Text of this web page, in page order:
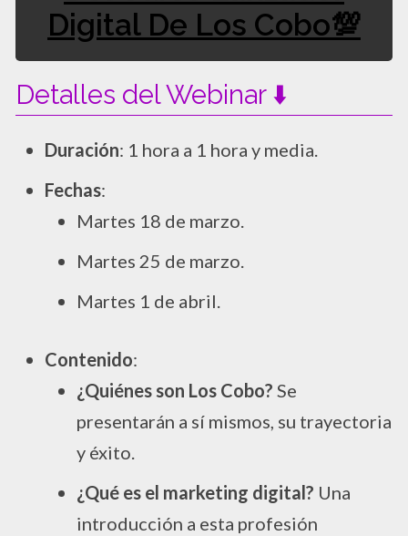
Digital De Los Cobo💯​
Detalles del Webinar ⬇️
Duración: 1 hora a 1 hora y media.
Fechas:
Martes 18 de marzo.
Martes 25 de marzo.
Martes 1 de abril.
Contenido:
¿Quiénes son Los Cobo? Se
presentarán a sí mismos, su trayectoria
y éxito.
¿Qué es el marketing digital? Una
introducción a esta profesión